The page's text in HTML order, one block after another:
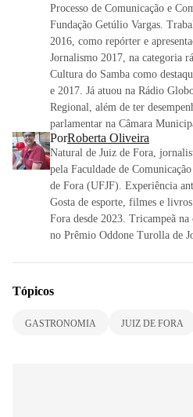
Processo de Comunicação e
Fundação Getúlio Vargas.
2016, como repórter e
Jornalismo 2017, na categoria
Cultura do Samba como
e 2017. Já atuou na Rádio
Regional, além de ter
parlamentar na Câmara
PorRoberta Oliveira
Natural de Juiz de Fora,
pela Faculdade de
de Fora (UFJF). Experiência
Gosta de esporte, filmes e
Fora desde 2023. Tricampeã
no Prêmio Oddone Turolla de
Tópicos
GASTRONOMIA JUIZ DE FORA